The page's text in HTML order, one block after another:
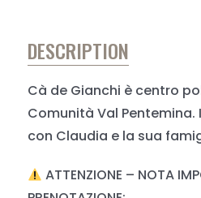
DESCRIPTION
Cà de Gianchi è centro
Comunità Val Pentemina.
con Claudia e la sua
ATTENZIONE – NOTA